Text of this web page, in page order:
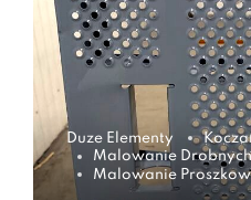
Duze Elementy
Malowanie
Malowanie